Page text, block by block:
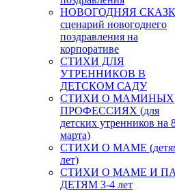
НОВОГОДНЯЯ
сценарий новогоднего
поздравления на
корпоративе
СТИХИ ДЛЯ
УТРЕННИКОВ В
ДЕТСКОМ САДУ
СТИХИ О МАМИНЫХ
ПРОФЕССИЯХ (для
детских утренников на
марта)
СТИХИ О МАМЕ
лет)
СТИХИ О МАМЕ И
ДЕТЯМ 3-4 лет